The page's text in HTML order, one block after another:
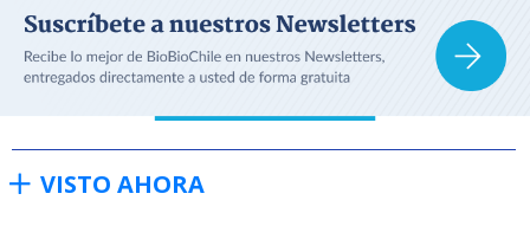
VISTO AHORA